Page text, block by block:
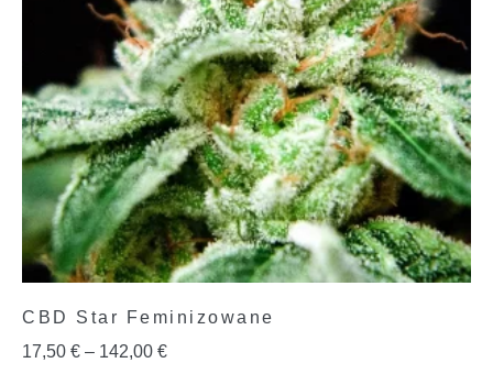
CBD Star Feminizowane
17,50 € – 142,00 €